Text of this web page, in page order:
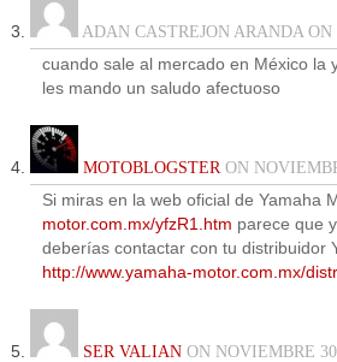
ADAN CASTREJON ARANDA
cuando sale al mercado en México la
les mando un saludo afectuoso
MOTOBLOGSTERON
Si miras en la web oficial de Yamaha
motor.com.mx/yfzR1.htm parece que
deberías contactar con tu distribuidor
http://www.yamaha-motor.com.mx/
SER VALIAN ON NOVIEMBRE